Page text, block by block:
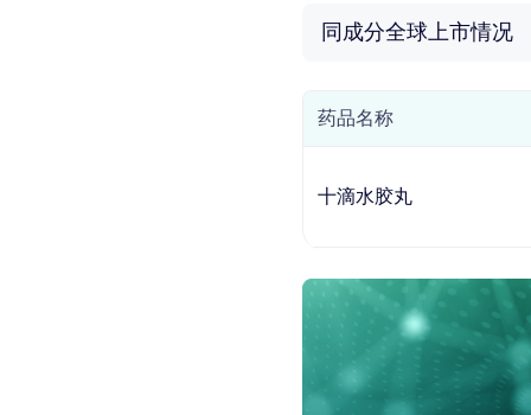
同成分全球上市情况
药品名称
十滴水胶丸